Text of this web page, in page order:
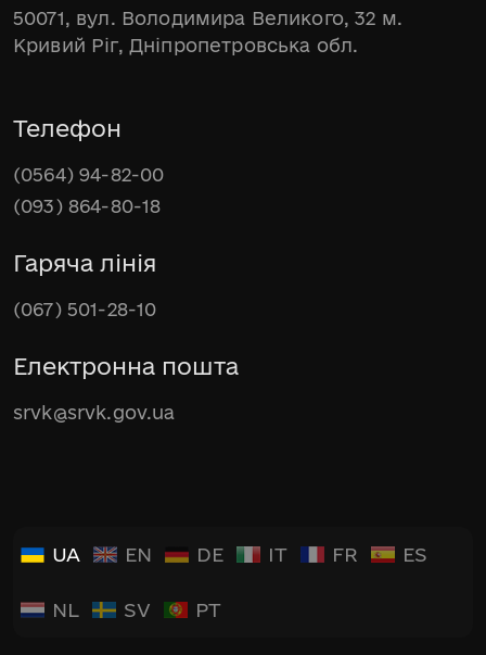
50071, вул. Володимира Великого, 32 м.
Кривий Ріг, Дніпропетровська обл.
Телефон
(0564) 94-82-00
(093) 864-80-18
Гаряча лінія
(067) 501-28-10
Електронна пошта
srvk@srvk.gov.ua
UA EN DE IT FR ES
NL SV PT